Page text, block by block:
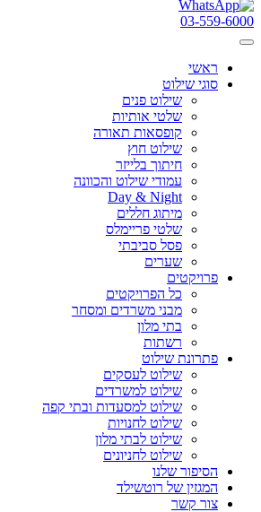
03-559-6000
ראשי
סוגי שילוט
שילוט פנים
שלטי אותיות
קופסאות תאורה
שילוט חוץ
חיתוך בלייזר
עמודי שילוט והכוונה
Day & Night
מיתוג חללים
שלטי פריימלס
פסל סביבתי
שערים
פרויקטים
כל הפרויקטים
מבני משרדים ומסחר
בתי מלון
רשתות
פתרונת שילוט
שילוט לעסקים
שילוט למשרדים
שילוט למסעדות ובתי קפה
שילוט לחנויות
שילוט לבתי מלון
שילוט לחניונים
הסיפור שלנו
המגזין של רוטשילד
צור קשר